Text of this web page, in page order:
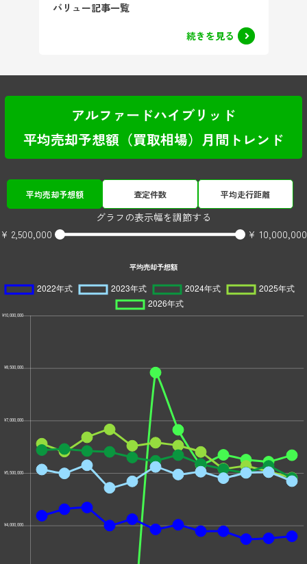
バリュー記事一覧
続きを見る
アルファードハイブリッド
平均売却予想額（買取相場）月間トレンド
平均売却予想額 査定件数 平均走行距離
グラフの表示幅を調節する
¥ 2,500,000
¥ 10,000,000